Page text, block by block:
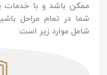
ممکن باشد و با
شما در تمام مراحل
شامل موارد زیر است: